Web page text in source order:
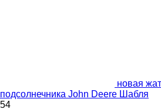
новая
подсолнечника John Deere Шабля
54